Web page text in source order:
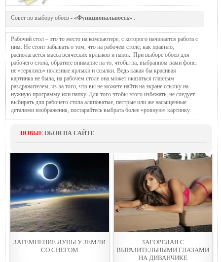
Совет по выбору обоев - «Функциональность» :
Рабочий стол – это то место на компьютере, с которого начинается работа с
ним. Не стоит забывать о том, что на рабочем столе, как правило,
располагается масса всяческих ярлыков и папок. При выборе обоев для
рабочего стола, обратите внимание на то, чтобы на, выбранном вами фоне,
не «терялись» полезные ярлыки и ссылки. Ведь какая бы красивая
картинка не была, на рабочем столе она может оказаться главным
раздражителем, из-за того, что вы не можете найти на экране ссылку на
нужную программу или папку. Для того чтобы этого избежать, не следует
выбирать для рабочего стола аляповатые, пестрые или же насыщенные
деталями изображения, постарайтесь выбрать более «ровную» картинку.
НОВЫЕ ОБОИ НА САЙТЕ
ЗАТЕМНЕНИЕ ЛУНЫ У ЗЕМЛИ
СО СНЕГOМ
ЗАГОРEЛАЯ С
ВЫРАЗИТЕЛЬНЫМИ ГЛАЗАМИ
НА ДИВАНЧИКЕ